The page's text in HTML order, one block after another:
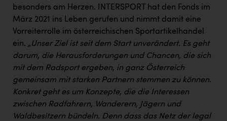
besonders am Herzen. INTERSPORT hat den Fonds im
März 2021 ins Leben gerufen und nimmt damit eine
Vorreiterrolle im österreichischen Sportartikelhandel
ein. „Unser Ziel ist seit dem Start unverändert. Es geht
darum, die Herausforderungen und Chancen, die sich
mit dem Radsport ergeben, in ganz Österreich
gemeinsam mit starken Partnern stemmen zu können.
Konkret geht es um Konzepte, die die Interessen
zwischen Radfahrern, Wanderern, Jägern und
Waldbesitzern bündeln. Denn dass das Netz der legal